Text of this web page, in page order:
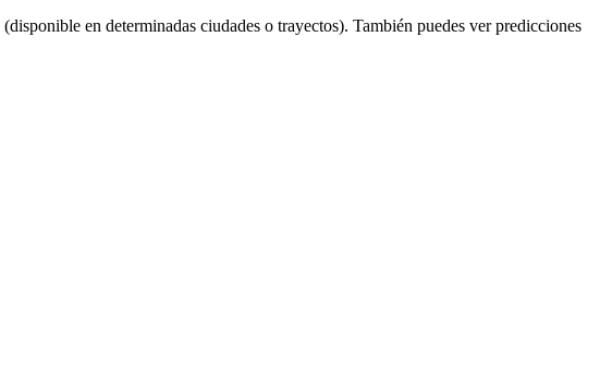
(disponible en determinadas ciudades o trayectos). También puedes ver predicciones